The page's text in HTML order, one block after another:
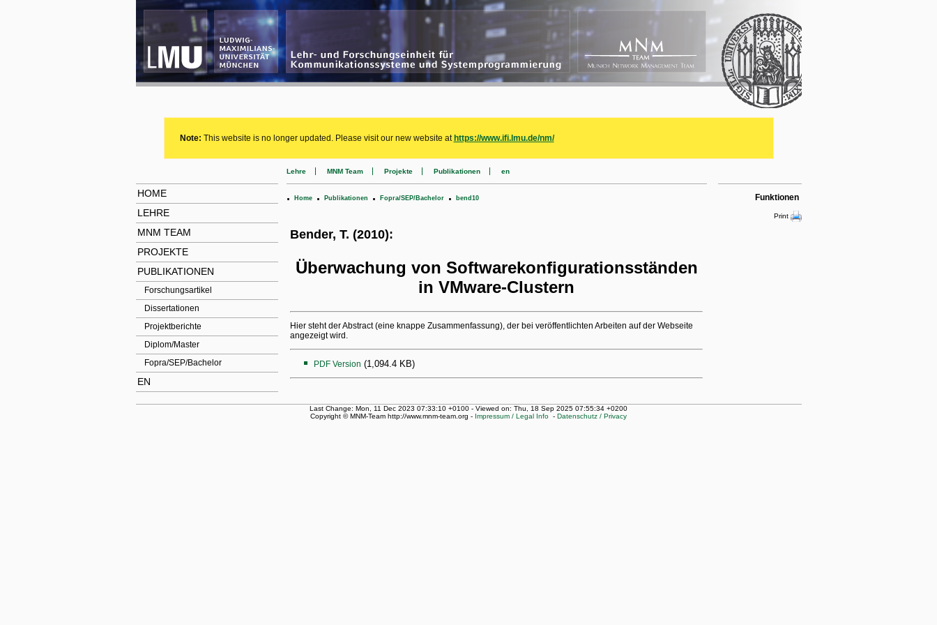
Note: This website is no longer updated. Please visit our new website at https://www.ifi.lmu.de/nm/
HOME
LEHRE
MNM TEAM
PROJEKTE
PUBLIKATIONEN
Forschungsartikel
Dissertationen
Projektberichte
Diplom/Master
Fopra/SEP/Bachelor
EN
Funktionen
Print
Lehre MNM Team Projekte Publikationen en
. Home . Publikationen . Fopra/SEP/Bachelor . bend10
Bender, T. (2010):
Überwachung von Softwarekonfigurationsständen
in VMware-Clustern
Hier steht der Abstract (eine knappe Zusammenfassung), der bei veröffentlichten Arbeiten auf der Webseite
angezeigt wird.
PDF Version (1,094.4 KB)
Last Change: Mon, 11 Dec 2023 07:33:10 +0100 - Viewed on: Thu, 18 Sep 2025 07:55:34 +0200
Copyright © MNM-Team http://www.mnm-team.org - Impressum / Legal Info - Datenschutz / Privacy